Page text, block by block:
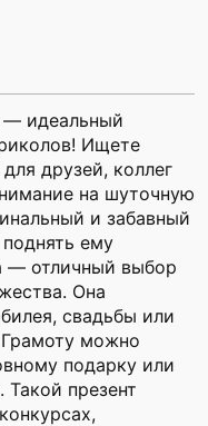
— идеальный
Ищете
друзей, коллег
на шуточную
и забавный
ему
— отличный выбор
Она
свадьбы или
можно
подарку или
презент